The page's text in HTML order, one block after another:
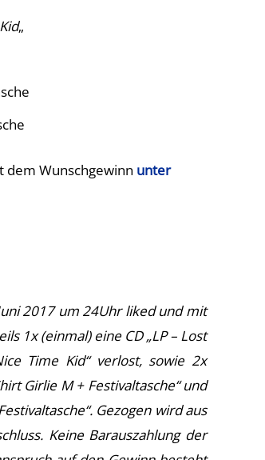
„
dem Wunschgewinn unter
2017 um 24Uhr liked und mit
1x (einmal) eine CD „LP – Lost
Time Kid“ verlost, sowie 2x
Girlie M + Festivaltasche“ und
Gezogen wird aus
Keine Barauszahlung der